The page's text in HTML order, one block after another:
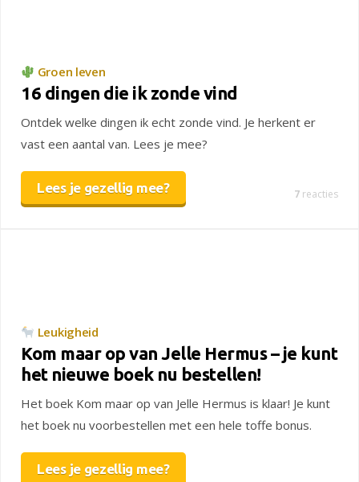
Groen leven
16 dingen die ik zonde vind
Ontdek welke dingen ik echt zonde vind. Je herkent er
vast een aantal van. Lees je mee?
Lees je gezellig mee? 7 reacties
Leukigheid
Kom maar op van Jelle Hermus – je kunt
het nieuwe boek nu bestellen!
Het boek Kom maar op van Jelle Hermus is klaar! Je kunt
het boek nu voorbestellen met een hele toffe bonus.
Lees je gezellig mee?